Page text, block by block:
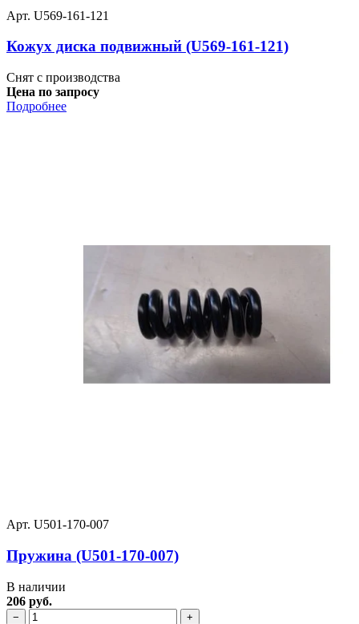
Арт. U569-161-121
Кожух диска подвижный (U569-161-121)
Снят с производства
Цена по запросу
Подробнее
Арт. U501-170-007
Пружина (U501-170-007)
В наличии
206 руб.
−
+